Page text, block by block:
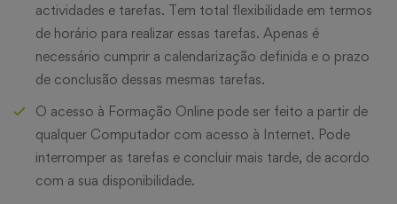
actividades e tarefas. Tem total flexibilidade em termos
de horário para realizar essas tarefas. Apenas é
necessário cumprir a calendarização definida e o prazo
de conclusão dessas mesmas tarefas.
O acesso à Formação Online pode ser feito a partir de
qualquer Computador com acesso à Internet. Pode
interromper as tarefas e concluir mais tarde, de acordo
com a sua disponibilidade.